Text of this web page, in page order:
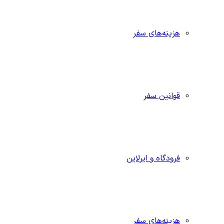
هزینه‌های سفر
قوانین سفر
فرودگاه و ایرلاین
هزینه‌های سفر